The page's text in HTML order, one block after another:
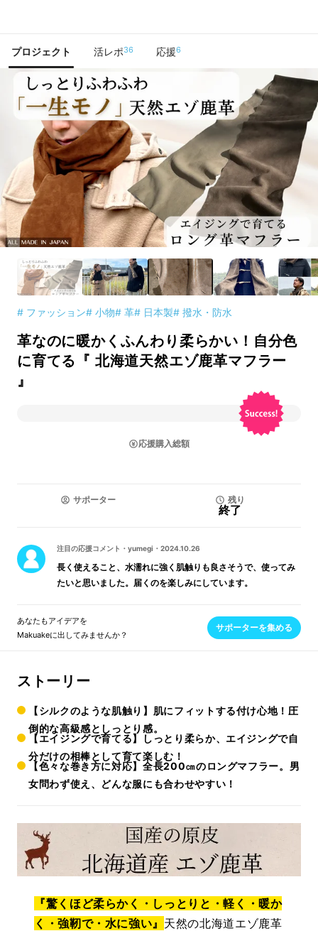
プロジェクト 活レポ36 応援6
# ファッション# 小物# 革# 日本製# 撥水・防水
革なのに暖かくふんわり柔らかい！自分色
に育てる『 北海道天然エゾ鹿革マフラー
』
応援購入総額
サポーター 残り
終了
注目の応援コメント ・ yumegi ・ 2024.10.26
長く使えること、水濡れに強く肌触りも良さそうで、使ってみ
たいと思いました。届くのを楽しみにしています。
あなたもアイデアを
Makuakeに出してみませんか？
サポーターを集める
ストーリー
【シルクのような肌触り】肌にフィットする付け心地！圧
倒的な高級感としっとり感。
【エイジングで育てる】しっとり柔らか、エイジングで自
分だけの相棒として育て楽しむ！
【色々な巻き方に対応】全長200㎝のロングマフラー。男
女問わず使え、どんな服にも合わせやすい！
『驚くほど柔らかく・しっとりと・軽く・暖か
く・強靭で・水に強い』 天然の北海道エゾ鹿革